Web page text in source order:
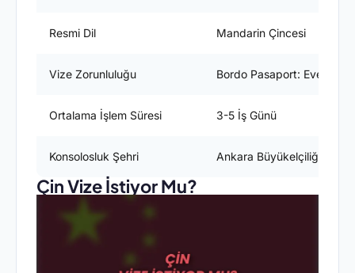
Resmi Dil Mandarin Çincesi
Vize Zorunluluğu Bordo Pasaport: Evet /
Ortalama İşlem Süresi 3-5 İş Günü
Konsolosluk Şehri Ankara Büyükelçiliği
Çin Vize İstiyor Mu?